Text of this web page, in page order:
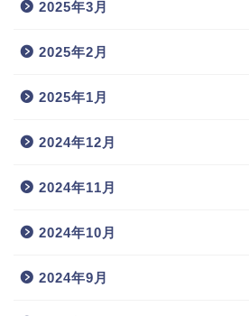
2025年3月
2025年2月
2025年1月
2024年12月
2024年11月
2024年10月
2024年9月